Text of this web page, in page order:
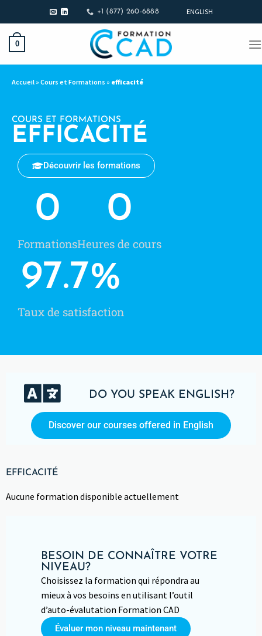
+1 (877) 260-6888 ENGLISH
0
Accueil » Cours et Formations » efficacité
COURS ET FORMATIONS
EFFICACITÉ
Découvrir les formations
Formations
0
Heures de cours
0
Taux de satisfaction
97.7%
DO YOU SPEAK ENGLISH?
Discover our courses offered in English
EFFICACITÉ
Aucune formation disponible actuellement
BESOIN DE CONNAÎTRE VOTRE
NIVEAU?
Choisissez la formation qui répondra au
mieux à vos besoins en utilisant l’outil
d’auto-évalutation Formation CAD
Évaluer mon niveau maintenant